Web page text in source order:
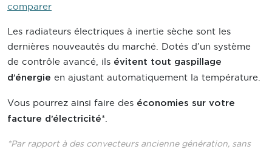
comparer
Les radiateurs électriques à inertie sèche sont les
dernières nouveautés du marché. Dotés d’un système
de contrôle avancé, ils évitent tout gaspillage
d’énergie en ajustant automatiquement la température.
Vous pourrez ainsi faire des économies sur votre
facture d’électricité*.
*Par rapport à des convecteurs ancienne génération, sans